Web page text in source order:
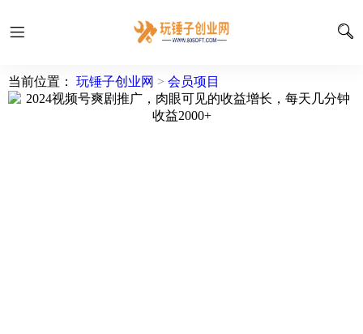
当前位置： 玩锤子创业网 > 会员项目